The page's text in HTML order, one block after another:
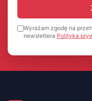
Wyrażam zgodę na
newslettera Polityka